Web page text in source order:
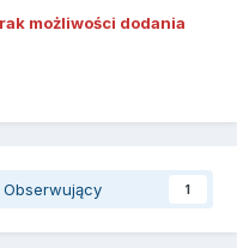
możliwości dodania
Obserwujący 1